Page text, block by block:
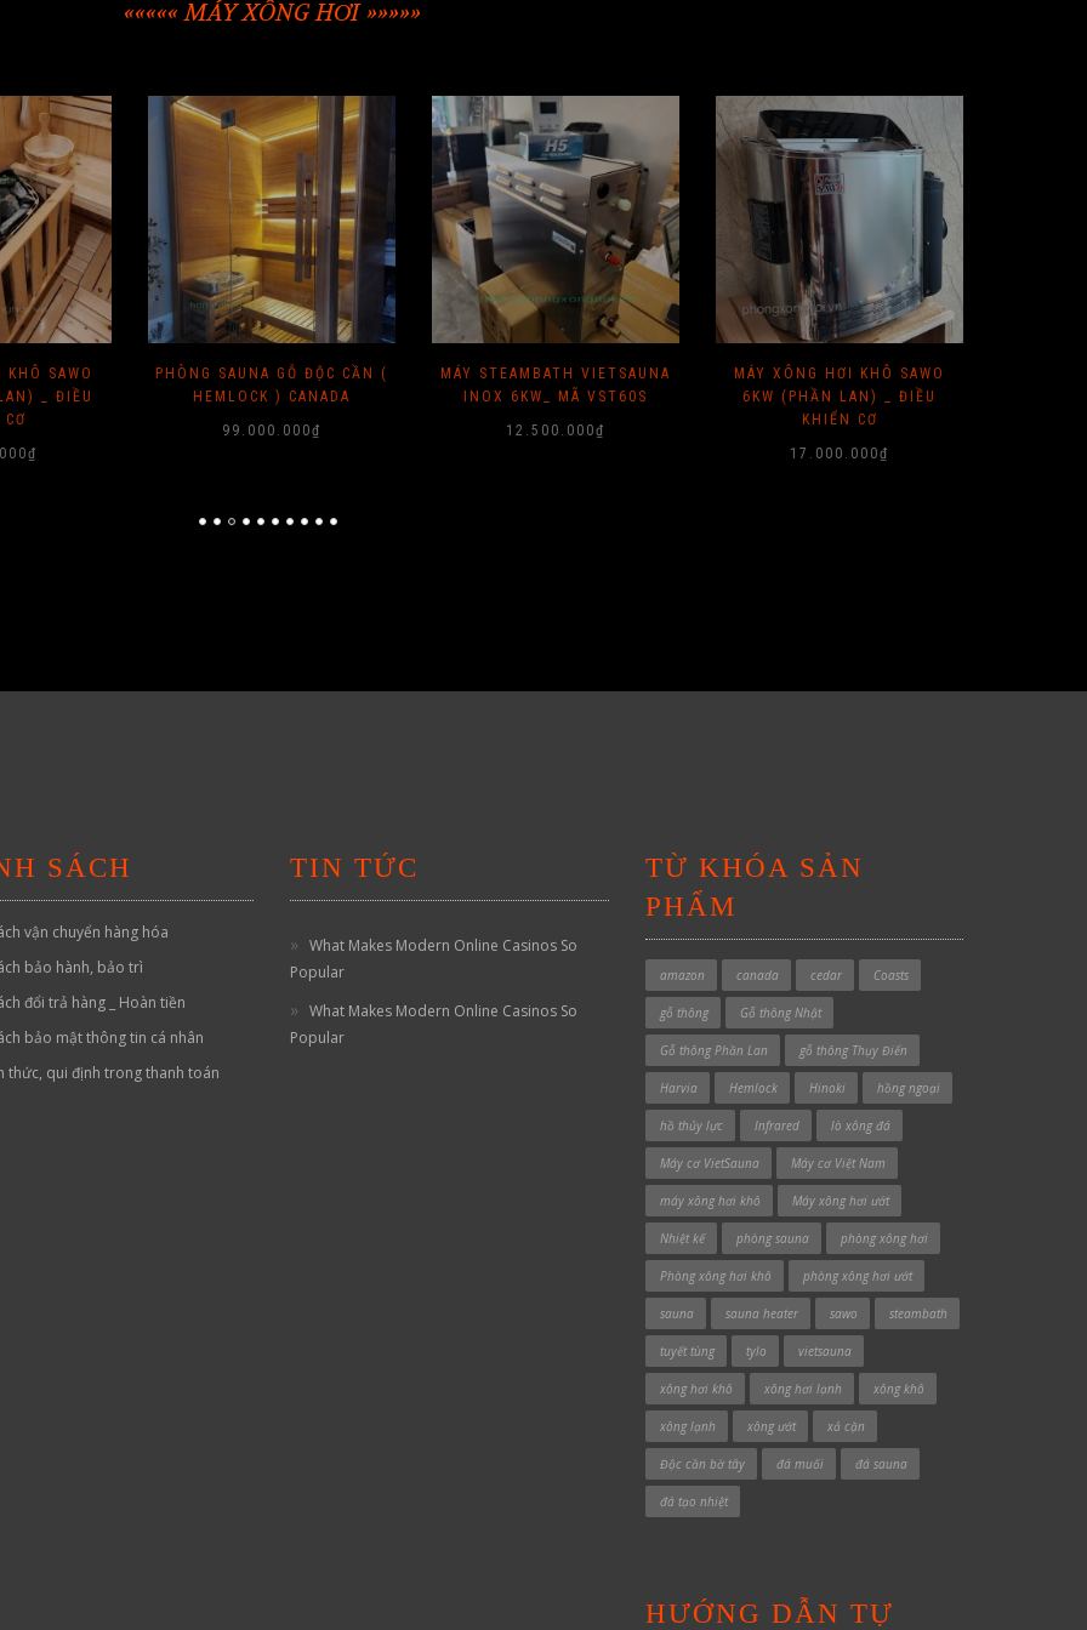
««««« MÁY XÔNG HƠI »»»»»
KHÔ SAWO
_ ĐIỀU
₫
PHÒNG SAUNA GỖ ĐỘC CẦN (
HEMLOCK ) CANADA
99.000.000₫
MÁY STEAMBATH VIETSAUNA
INOX 6KW_ MÃ VST60S
12.500.000₫
MÁY XÔNG HƠI KHÔ SAWO
6KW (PHẦN LAN) _ ĐIỀU
KHIỂN CƠ
17.000.000₫
SÁCH
vận chuyển hàng hóa
bảo hành, bảo trì
đổi trả hàng _ Hoàn tiền
bảo mật thông tin cá nhân
thức, qui định trong thanh toán
TIN TỨC
What Makes Modern Online Casinos So
Popular
What Makes Modern Online Casinos So
Popular
TỪ KHÓA SẢN
PHẨM
amazon canada cedar Coasts
gỗ thông Gỗ thông Nhật
Gỗ thông Phần Lan gỗ thông Thụy Điển
Harvia Hemlock Hinoki hồng ngoại
hồ thủy lực Infrared lò xông đá
Máy cơ VietSauna Máy cơ Việt Nam
máy xông hơi khô Máy xông hơi ướt
Nhiệt kế phòng sauna phòng xông hơi
Phòng xông hơi khô phòng xông hơi ướt
sauna sauna heater sawo steambath
tuyết tùng tylo vietsauna
xông hơi khô xông hơi lạnh xông khô
xông lạnh xông ướt xả cặn
Độc cần bờ tây đá muối đá sauna
đá tạo nhiệt
HƯỚNG DẪN TỰ